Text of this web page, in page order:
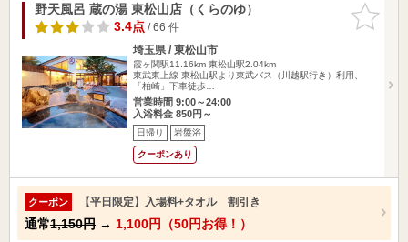
お気に入
りに追加
野天風呂 蔵の湯 東松山店（くらのゆ）
3.4点/ 66 件
埼玉県 / 東松山市
霞ヶ関駅11.16km 東松山駅2.04km
東武東上線 東松山駅より東武バス（川越駅行き）利用、
「柏崎」下車徒歩…
営業時間 9:00～24:00
入浴料金 850円～
日帰り 岩盤浴
クーポンあり
クーポン 【平日限定】入場料+タオル 割引き
通常1,150円 → 1,100円（50円お得！）